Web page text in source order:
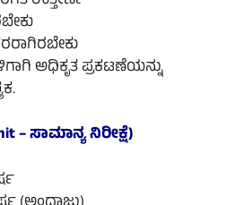
ಅಧಿಕೃತ ಪ್ರಕಟಣೆಯನ್ನು
ಸಾಮಾನ್ಯ ನಿರೀಕ್ಷೆ)